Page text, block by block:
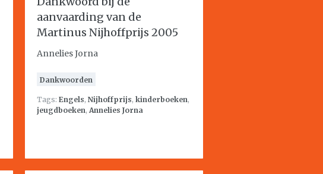
aanvaarding van de
Martinus Nijhoffprijs 2005
Annelies Jorna
Dankwoorden
Tags: Engels, Nijhoffprijs, kinderboeken,
jeugdboeken, Annelies Jorna